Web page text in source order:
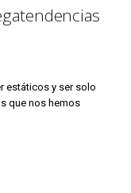
estáticos y ser solo
que nos hemos